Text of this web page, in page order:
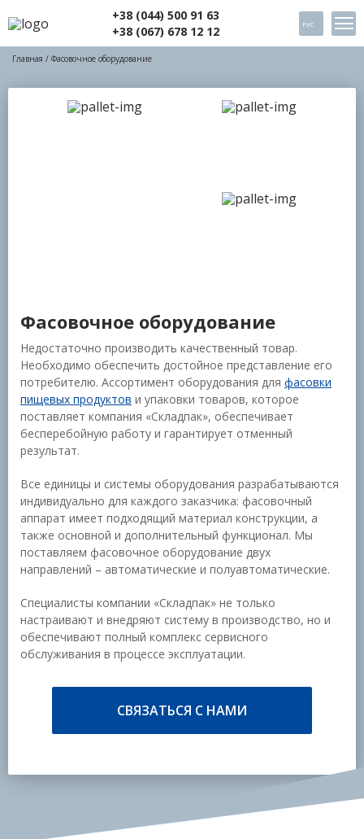
+38 (044) 500 91 63
+38 (067) 678 12 12
РУС
Главная / Фасовочное оборудование
Фасовочное оборудование
Недостаточно производить качественный товар.
Необходимо обеспечить достойное представление его
потребителю. Ассортимент оборудования для фасовки
пищевых продуктов и упаковки товаров, которое
поставляет компания «Складпак», обеспечивает
бесперебойную работу и гарантирует отменный
результат.
Все единицы и системы оборудования разрабатываются
индивидуально для каждого заказчика: фасовочный
аппарат имеет подходящий материал конструкции, а
также основной и дополнительный функционал. Мы
поставляем фасовочное оборудование двух
направлений – автоматические и полуавтоматические.
Специалисты компании «Складпак» не только
настраивают и внедряют систему в производство, но и
обеспечивают полный комплекс сервисного
обслуживания в процессе эксплуатации.
СВЯЗАТЬСЯ С НАМИ